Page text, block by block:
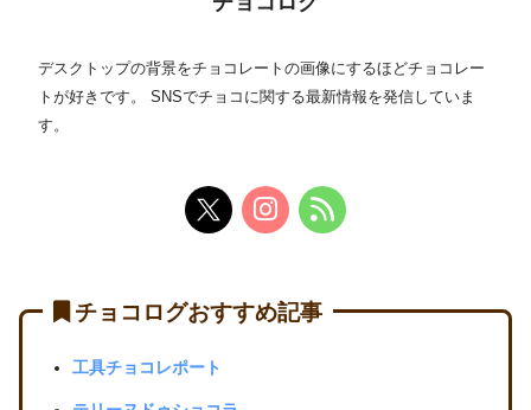
デスクトップの背景をチョコレートの画像にするほどチョコレー
トが好きです。 SNSでチョコに関する最新情報を発信していま
す。
チョコログおすすめ記事
工具チョコレポート